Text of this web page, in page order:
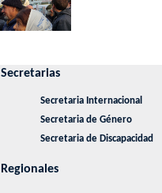
Secretarias
Secretaria Internacional
Secretaria de Género
Secretaria de Discapacidad
Regionales